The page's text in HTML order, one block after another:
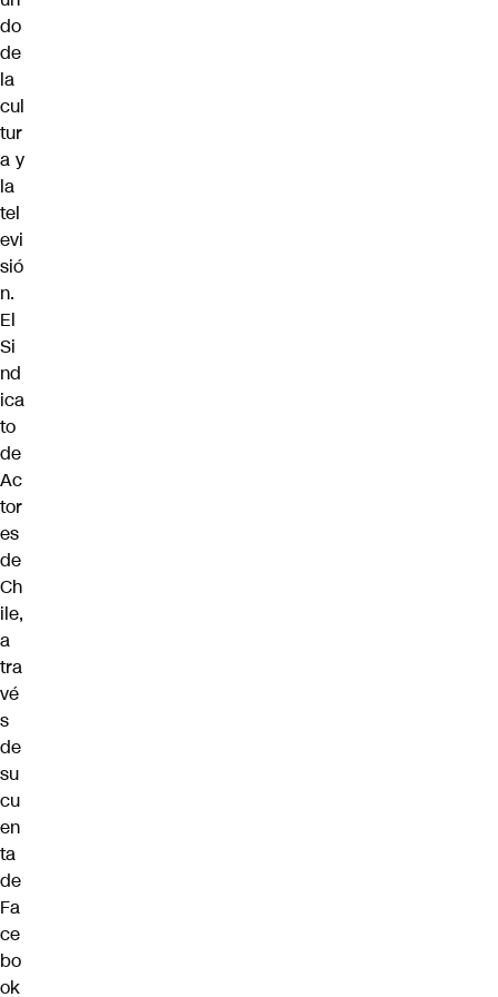
do
de
la
cul
tur
a y
la
tel
evi
sió
n.
El
Si
nd
ica
to
de
Ac
tor
es
de
Ch
ile,
a
tra
vé
s
de
su
cu
en
ta
de
Fa
ce
bo
ok